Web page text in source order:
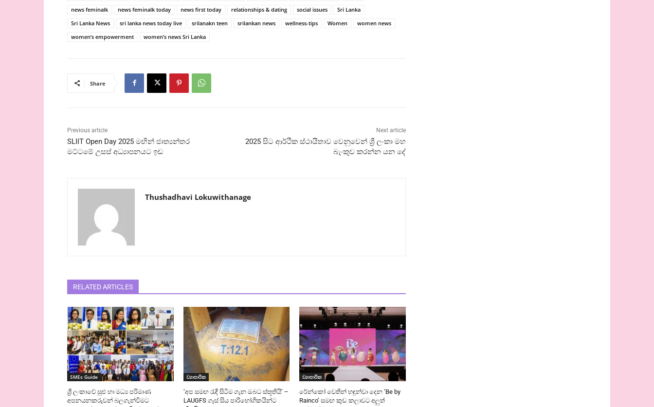
news feminalk
news feminalk today news first today relationships & dating social issues
Sri Lanka
Sri Lanka News
sri lanka news today live srilanakn teen srilankan news wellness-tips Women
women news
women’s empowerment
women’s news Sri Lanka
Share
Previous article
SLIIT Open Day 2025 මඟින් ජාත්‍යන්තර
මට්ටමේ උසස් අධ්‍යාපනයට ඉඩ
Next article
2025 සිට ආර්ථික ස්ථායීතාව වෙනුවෙන් ශ්‍රී ලංකා මහ
බැංකුව කරන්න යන දේ
Thushadhavi Lokuwithanage
RELATED ARTICLES
SMEs Guide
ශ්‍රී ලංකාවේ සුළු හා මධ්‍ය පරිමාණ
අපනයනකරුවන් බලගැන්වීමට
ව්‍යාපාරික
‘අප සමඟ රැඳී සිටීම ගැන ඔබට ස්තූතියි’ –
LAUGFS ගෑස් සිය පාරිභෝගිකයින්ට
ව්‍යාපාරික
රේන්කෝ වෙතින් හඳුන්වා දෙන ‘Be by
Rainco’ සමඟ කුඩ කලාවට අලුත්